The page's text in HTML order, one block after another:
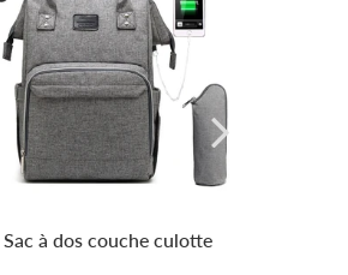
Sac à dos couche culotte